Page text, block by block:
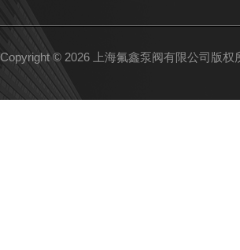
Copyright © 2026 上海氟鑫泵阀有限公司版权